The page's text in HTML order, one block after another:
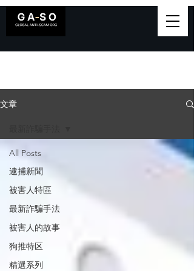
文章
All Posts
逮捕新聞
被害人特區
最新詐騙手法
被害人的故事
狗推特区
精選系列